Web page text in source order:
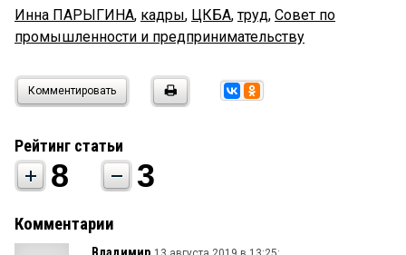
Инна ПАРЫГИНА, кадры, ЦКБА,труд, Совет по
промышленности и предпринимательству
Комментировать
Рейтинг статьи
8 3
Комментарии